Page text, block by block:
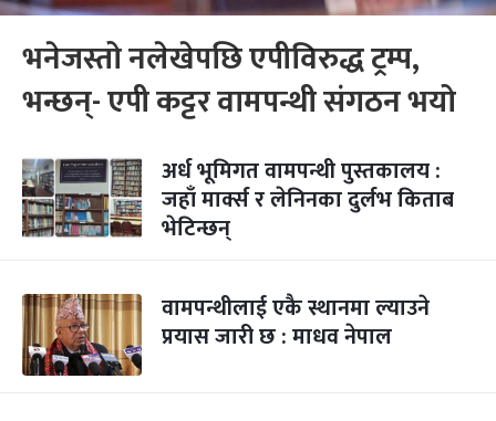
भनेजस्तो नलेखेपछि एपीविरुद्ध ट्रम्प,
भन्छन्- एपी कट्टर वामपन्थी संगठन भयो
अर्ध भूमिगत वामपन्थी पुस्तकालय :
जहाँ मार्क्स र लेनिनका दुर्लभ किताब
भेटिन्छन्
वामपन्थीलाई एकै स्थानमा ल्याउने
प्रयास जारी छ : माधव नेपाल